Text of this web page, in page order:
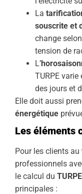
La
souscrite et
change
tension de
L’
TURPE varie
des jours et
Elle doit aussi
énergétique
Les éléments
Pour les clients au
professionnels
le calcul du TURPE
principales :